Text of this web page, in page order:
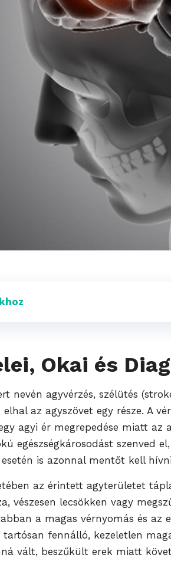
Okai és
nevén agyvérzés, szélütés
az agyszövet egy része. A
agyi ér megrepedése miatt
egészségkárosodást szenved
is azonnal mentőt kell
az érintett agyterületet
vészesen lecsökken vagy
a magas vérnyomás és
fennálló, kezeletlen
vált, beszűkült erek miatt